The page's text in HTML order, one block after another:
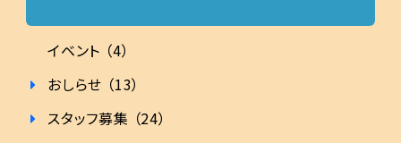
イベント （4）
おしらせ （13）
スタッフ募集 （24）